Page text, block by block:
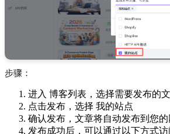
步骤：
进入 博客列表，选择需要发布的
点击发布，选择 我的站点
确认发布，文章将自动发布到您的
发布成功后，可以通过以下方式访